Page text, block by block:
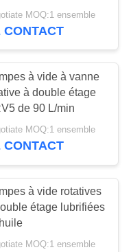
de
4
Vacuum Pump for
Industry
MOQ:1 ensemble
CONTACT
à vide à vanne
à double étage
de 90 L/min
MOQ:1 ensemble
CONTACT
à vide rotatives
étage lubrifiées
MOQ:1 ensemble